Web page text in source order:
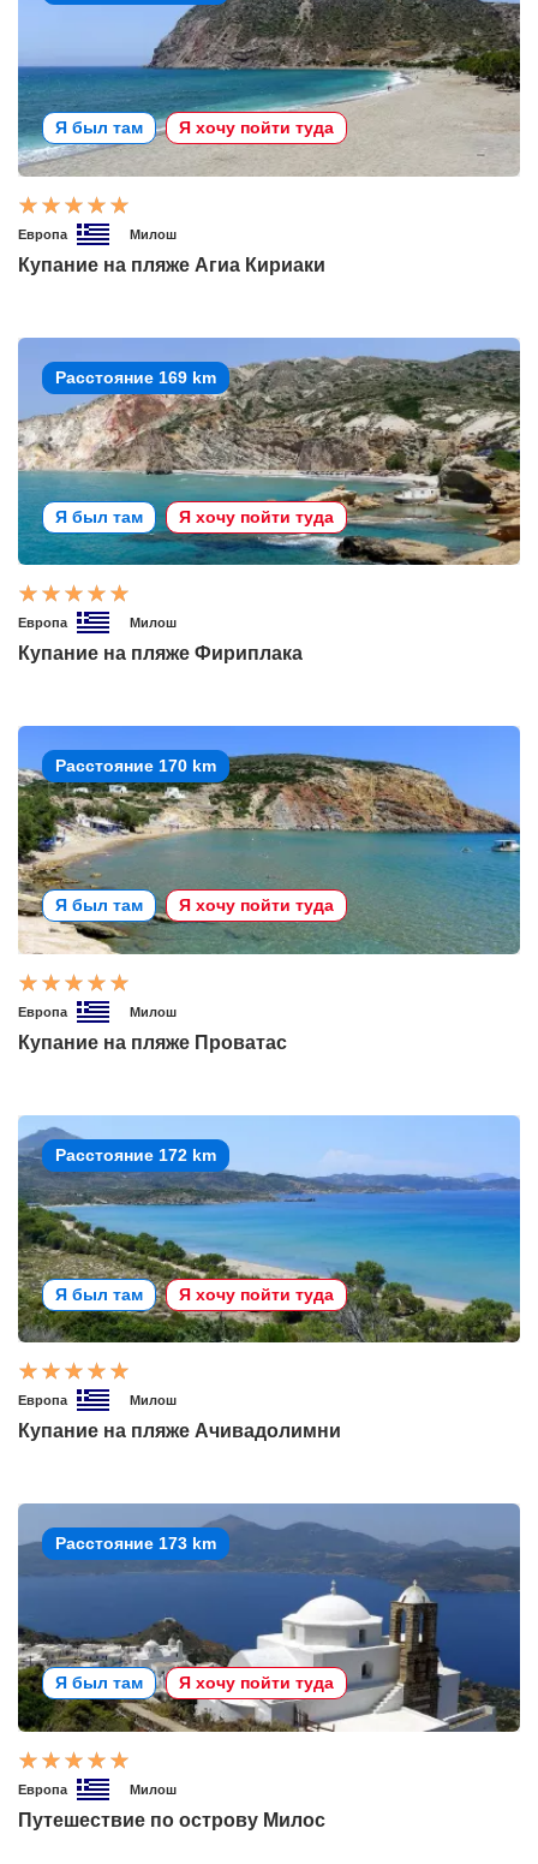
Я был там Я хочу пойти туда
Европа Милош
Купание на пляже Агиа Кириаки
Расстояние 169 km
Я был там Я хочу пойти туда
Европа Милош
Купание на пляже Фириплака
Расстояние 170 km
Я был там Я хочу пойти туда
Европа Милош
Купание на пляже Проватас
Расстояние 172 km
Я был там Я хочу пойти туда
Европа Милош
Купание на пляже Ачивадолимни
Расстояние 173 km
Я был там Я хочу пойти туда
Европа Милош
Путешествие по острову Милос